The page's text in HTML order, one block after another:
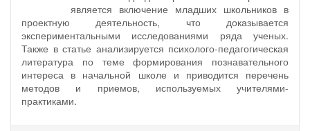
является включение младших школьников в
проектную деятельность, что доказывается
экспериментальными исследованиями ряда ученых.
Также в статье анализируется психолого-педагогическая
литература по теме формирования познавательного
интереса в начальной школе и приводится перечень
методов и приемов, используемых учителями-
практиками.